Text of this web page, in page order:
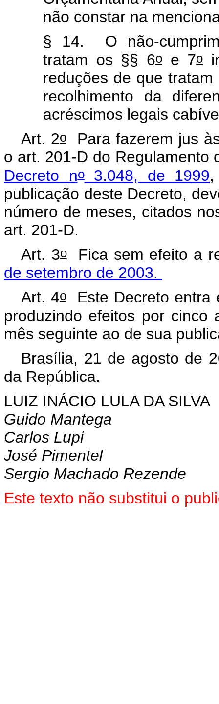
não constar na
§ 14. O não-
tratam os §§ 6oe 7o
reduções de que
recolhimento da
acréscimos legais
Art. 2o Para fazerem jus
o art. 201-D do Regulamento
Decreto no3.048, de 1999
publicação deste Decreto,
número de meses, citados
art. 201-D.
Art. 3oFica sem efeito a
de setembro de 2003.
Art. 4oEste Decreto entra
produzindo efeitos por
mês seguinte ao de sua
Brasília, 21 de agosto de
da República.
LUIZ INÁCIO LULA DA SILVA
Guido Mantega
Carlos Lupi
José Pimentel
Sergio Machado Rezende
Este texto não substitui o